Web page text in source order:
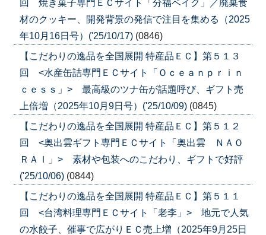
回 焼き菓子専門ＥＣサイト「分福ベイク」／廃棄食
材のクッキー、開発背景の発信で注目を集める（2025
年10月16日号）('25/10/17) (0846)
【こだわりの逸品を全国展開 特産品ＥＣ】第５１３
回 <水産缶詰専門ＥＣサイト「Ｏｃｅａｎｐｒｉｎ
ｃｅｓｓ」> 最高級のツナ缶が話題呼び、ギフト売
上倍増（2025年10月9日号）('25/10/09) (0845)
【こだわりの逸品を全国展開 特産品ＥＣ】第５１２
回 <奥出雲ギフト専門ＥＣサイト「奥出雲 ＮＡＯ
ＲＡＩ」> 素材や包装へのこだわり、ギフトで好評
('25/10/06) (0844)
【こだわりの逸品を全国展開 特産品ＥＣ】第５１１
回 <台湾料理専門ＥＣサイト「老李」> 地元で人気
の水餃子、催事で広がりＥＣ売上増（2025年9月25日